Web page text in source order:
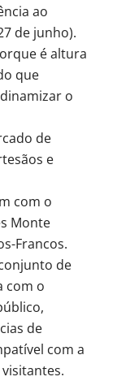
ao
de junho).
é altura
que
o
de
e
com o
Monte
Francos.
de
com o
de
com a